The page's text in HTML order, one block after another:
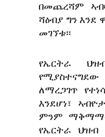
በመጨረሻም
ሻዕብያ ግን
መገኘቱ፡፡
የኤርትራ
ለማረጋገጥ
እንደሆነ፣
ምንም
የኤርትራ ህዝብ